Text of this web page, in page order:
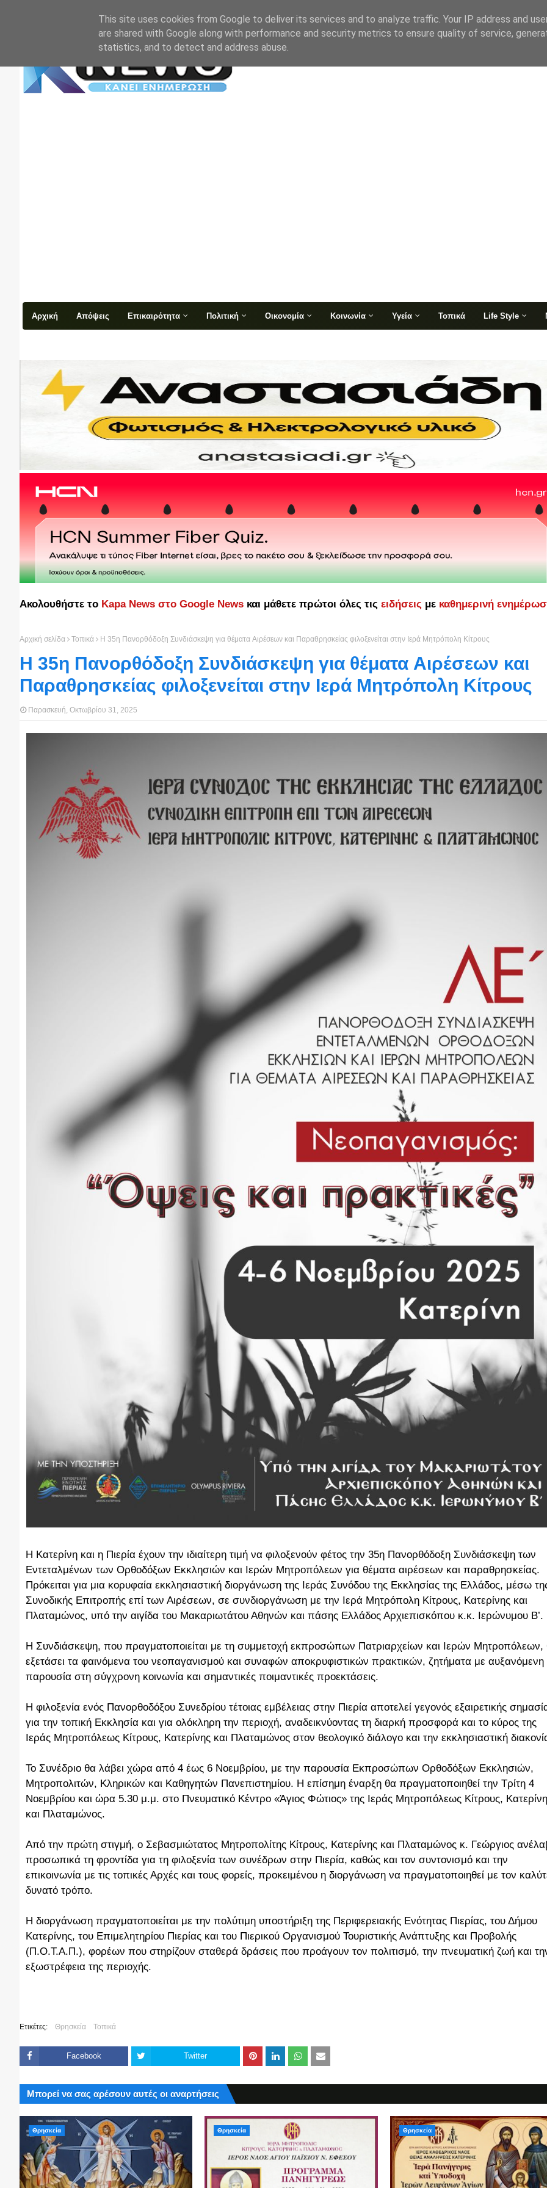
Αρχική Απόψεις Επικαιρότητα Πολιτική Οικονομία Κοινωνία Υγεία Τοπικά Life Style
Ακολουθήστε το Kapa News στο Google News και μάθετε πρώτοι όλες τις ειδήσεις με καθημερινή
Αρχική σελίδα Τοπικά Η 35η Πανορθόδοξη Συνδιάσκεψη για θέματα Aιρέσεων και Παραθρησκείας φιλοξενείται στην Ιερά Μητρόπολη Κίτρους
Η 35η Πανορθόδοξη Συνδιάσκεψη για θέματα Aιρέσεων και
Παραθρησκείας φιλοξενείται στην Ιερά Μητρόπολη Κίτρους
Παρασκευή, Οκτωβρίου 31, 2025
Η Κατερίνη και η Πιερία έχουν την ιδιαίτερη τιμή να φιλοξενούν φέτος την 35η Πανορθόδοξη Συνδιάσκεψη των
Εντεταλμένων των Ορθοδόξων Εκκλησιών και Ιερών Μητροπόλεων για θέματα αιρέσεων και παραθρησκείας.
Πρόκειται για μια κορυφαία εκκλησιαστική διοργάνωση της Ιεράς Συνόδου της Εκκλησίας της Ελλάδος, μέσω
Συνοδικής Επιτροπής επί των Αιρέσεων, σε συνδιοργάνωση με την Ιερά Μητρόπολη Κίτρους, Κατερίνης και
Πλαταμώνος, υπό την αιγίδα του Μακαριωτάτου Αθηνών και πάσης Ελλάδος Αρχιεπισκόπου κ.κ. Ιερώνυμου Β’.
Η Συνδιάσκεψη, που πραγματοποιείται με τη συμμετοχή εκπροσώπων Πατριαρχείων και Ιερών Μητροπόλεων,
εξετάσει τα φαινόμενα του νεοπαγανισμού και συναφών αποκρυφιστικών πρακτικών, ζητήματα με αυξανόμενη
παρουσία στη σύγχρονη κοινωνία και σημαντικές ποιμαντικές προεκτάσεις.
Η φιλοξενία ενός Πανορθοδόξου Συνεδρίου τέτοιας εμβέλειας στην Πιερία αποτελεί γεγονός εξαιρετικής
για την τοπική Εκκλησία και για ολόκληρη την περιοχή, αναδεικνύοντας τη διαρκή προσφορά και το κύρος της
Ιεράς Μητροπόλεως Κίτρους, Κατερίνης και Πλαταμώνος στον θεολογικό διάλογο και την εκκλησιαστική
Το Συνέδριο θα λάβει χώρα από 4 έως 6 Νοεμβρίου, με την παρουσία Εκπροσώπων Ορθοδόξων Εκκλησιών,
Μητροπολιτών, Κληρικών και Καθηγητών Πανεπιστημίου. Η επίσημη έναρξη θα πραγματοποιηθεί την Τρίτη 4
Νοεμβρίου και ώρα 5.30 μ.μ. στο Πνευματικό Κέντρο «Άγιος Φώτιος» της Ιεράς Μητροπόλεως Κίτρους,
και Πλαταμώνος.
Από την πρώτη στιγμή, ο Σεβασμιώτατος Μητροπολίτης Κίτρους, Κατερίνης και Πλαταμώνος κ. Γεώργιος
προσωπικά τη φροντίδα για τη φιλοξενία των συνέδρων στην Πιερία, καθώς και τον συντονισμό και την
επικοινωνία με τις τοπικές Αρχές και τους φορείς, προκειμένου η διοργάνωση να πραγματοποιηθεί με τον
δυνατό τρόπο.
Η διοργάνωση πραγματοποιείται με την πολύτιμη υποστήριξη της Περιφερειακής Ενότητας Πιερίας, του Δήμου
Κατερίνης, του Επιμελητηρίου Πιερίας και του Πιερικού Οργανισμού Τουριστικής Ανάπτυξης και Προβολής
(Π.Ο.Τ.Α.Π.), φορέων που στηρίζουν σταθερά δράσεις που προάγουν τον πολιτισμό, την πνευματική ζωή και
εξωστρέφεια της περιοχής.
Ετικέτες: Θρησκεία Τοπικά
Facebook Twitter
Μπορεί να σας αρέσουν αυτές οι αναρτήσεις
Θρησκεία Θρησκεία Θρησκεία
This site uses cookies from Google to deliver its services and to analyze traffic. Your IP address and
are shared with Google along with performance and security metrics to ensure quality of service,
statistics, and to detect and address abuse.